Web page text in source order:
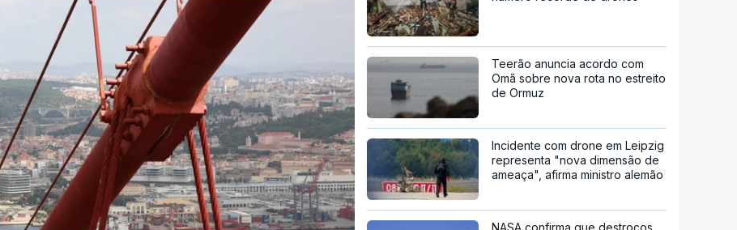
Teerão anuncia acordo com
Omã sobre nova rota no estreito
de Ormuz
Incidente com drone em Leipzig
representa "nova dimensão de
ameaça", afirma ministro alemão
NASA confirma que destroços